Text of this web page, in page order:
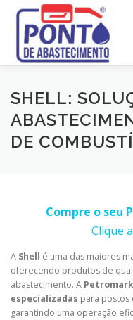
conteúdo
SOBRE
PROJETOS
SHELL:
DE
Compre o seu
Clique
A Shell é uma das maiores
oferecendo produtos de
abastecimento. A
especializadas para postos
garantindo uma operação